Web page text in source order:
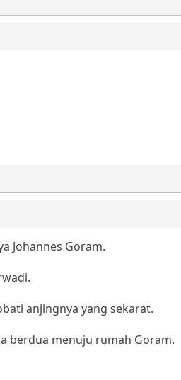
Johannes Goram.
anjingnya yang sekarat.
berdua menuju rumah Goram.